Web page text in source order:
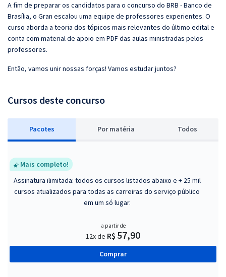
A fim de preparar os candidatos para o concurso do BRB - Banco de
Brasília, o Gran escalou uma equipe de professores experientes. O
curso aborda a teoria dos tópicos mais relevantes do último edital e
conta com material de apoio em PDF das aulas ministradas pelos
professores.
Então, vamos unir nossas forças! Vamos estudar juntos?
Cursos deste concurso
Pacotes Por matéria Todos
Mais completo!
Assinatura ilimitada: todos os cursos listados abaixo e + 25 mil
cursos atualizados para todas as carreiras do serviço público
em um só lugar.
a partir de
12x de R$ 57,90
Comprar